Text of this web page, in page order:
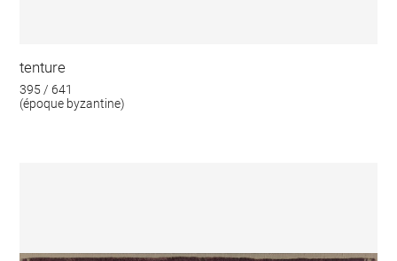
tenture
395 / 641
(époque byzantine)